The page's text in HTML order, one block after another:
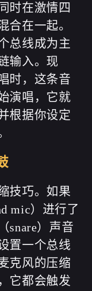
时在激情四
合在一起。
总线成为主
输入。现
时，这条音
演唱，它就
根据你设定
技巧。如果
mic）进行了
snare）声音
置一个总线
克风的压缩
它都会触发